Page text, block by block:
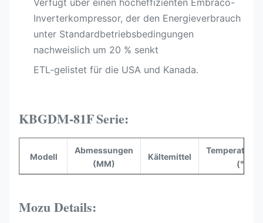
Verfügt über einen hocheffizienten Embraco-
Inverterkompressor, der den Energieverbrauch
unter Standardbetriebsbedingungen
nachweislich um 20 % senkt
ETL-gelistet für die USA und Kanada.​
KBGDM-81FSerie:
Modell
Abmessungen
(MM)
Kältemittel
(°C)
81F
82,68"
Mozu Details: